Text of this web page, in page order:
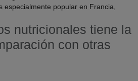
especialmente popular en Francia,
nutricionales tiene la
con otras